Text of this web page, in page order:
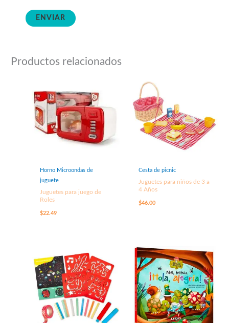
Productos relacionados
Horno Microondas de
juguete
Juguetes para juego de
Roles
$22.49
Cesta de picnic
Juguetes para niños de 3 a
4 Años
$46.00